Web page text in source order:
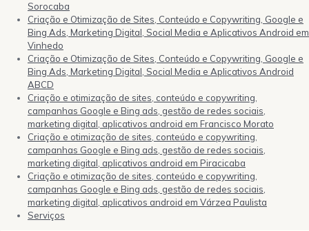
Sorocaba
Criação e Otimização de Sites, Conteúdo e Copywriting, Google e
Bing Ads, Marketing Digital, Social Media e Aplicativos Android em
Vinhedo
Criação e Otimização de Sites, Conteúdo e Copywriting, Google e
Bing Ads, Marketing Digital, Social Media e Aplicativos Android
ABCD
Criação e otimização de sites, conteúdo e copywriting,
campanhas Google e Bing ads, gestão de redes sociais,
marketing digital, aplicativos android em Francisco Morato
Criação e otimização de sites, conteúdo e copywriting,
campanhas Google e Bing ads, gestão de redes sociais,
marketing digital, aplicativos android em Piracicaba
Criação e otimização de sites, conteúdo e copywriting,
campanhas Google e Bing ads, gestão de redes sociais,
marketing digital, aplicativos android em Várzea Paulista
Serviços